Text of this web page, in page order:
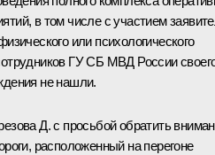
в том числе с участием
или психологического
ГУ СБ МВД России
не нашли.
Д. с просьбой обратить
расположенный на перегоне